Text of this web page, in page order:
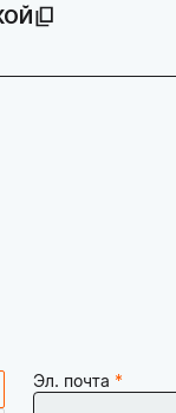
Эл. почта